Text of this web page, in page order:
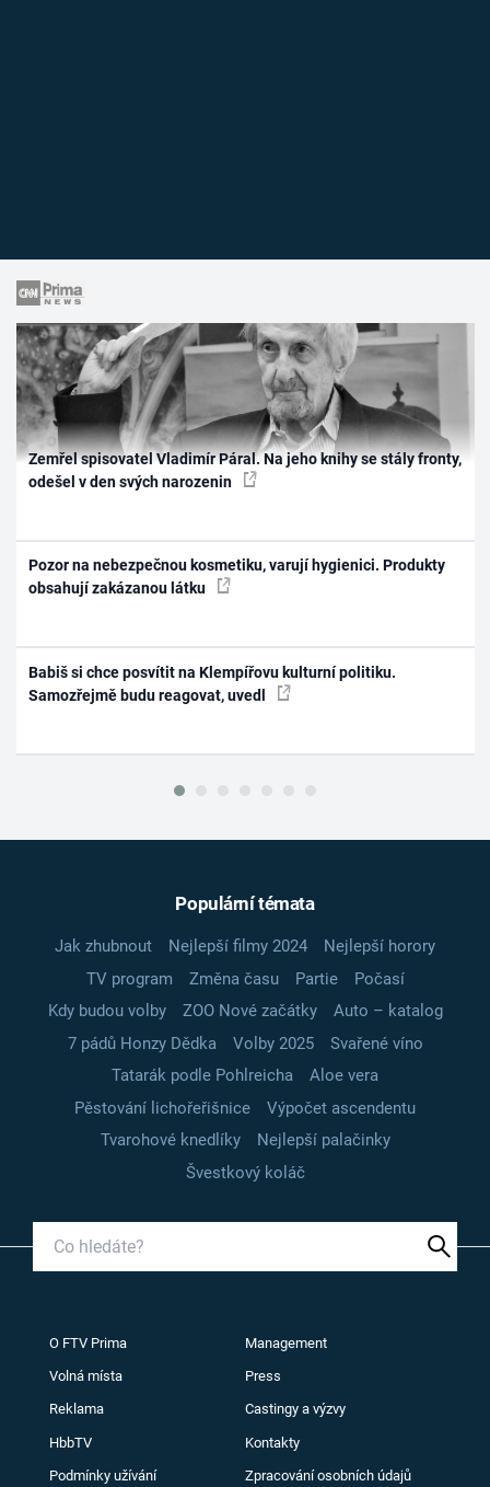
Zemřel spisovatel Vladimír Páral. Na jeho knihy se stály fronty,
odešel v den svých narozenin
Pozor na nebezpečnou kosmetiku, varují hygienici. Produkty
obsahují zakázanou látku
Babiš si chce posvítit na Klempířovu kulturní politiku.
Samozřejmě budu reagovat, uvedl
Populární témata
Jak zhubnout Nejlepší filmy 2024
Nejlepší horory
TV program
Změna času Partie
Počasí
Kdy budou volby
ZOO Nové začátky
Auto – katalog
7 pádů Honzy Dědka
Volby 2025
Svařené víno
Tatarák podle Pohlreicha
Aloe vera
Pěstování lichořeřišnice
Výpočet ascendentu
Tvarohové knedlíky
Nejlepší palačinky
Švestkový koláč
O FTV Prima Management
Volná místa Press
Reklama Castingy a výzvy
HbbTV Kontakty
Podmínky užívání Zpracování osobních údajů